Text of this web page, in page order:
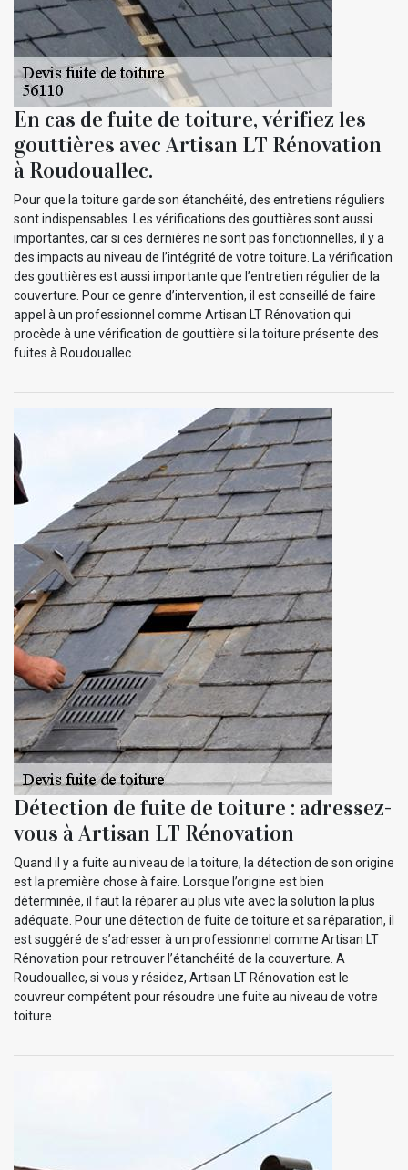
En cas de fuite de toiture, vérifiez les
gouttières avec Artisan LT Rénovation
à Roudouallec.
Pour que la toiture garde son étanchéité, des entretiens réguliers
sont indispensables. Les vérifications des gouttières sont aussi
importantes, car si ces dernières ne sont pas fonctionnelles, il y a
des impacts au niveau de l’intégrité de votre toiture. La vérification
des gouttières est aussi importante que l’entretien régulier de la
couverture. Pour ce genre d’intervention, il est conseillé de faire
appel à un professionnel comme Artisan LT Rénovation qui
procède à une vérification de gouttière si la toiture présente des
fuites à Roudouallec.
Détection de fuite de toiture : adressez-
vous à Artisan LT Rénovation
Quand il y a fuite au niveau de la toiture, la détection de son origine
est la première chose à faire. Lorsque l’origine est bien
déterminée, il faut la réparer au plus vite avec la solution la plus
adéquate. Pour une détection de fuite de toiture et sa réparation, il
est suggéré de s’adresser à un professionnel comme Artisan LT
Rénovation pour retrouver l’étanchéité de la couverture. A
Roudouallec, si vous y résidez, Artisan LT Rénovation est le
couvreur compétent pour résoudre une fuite au niveau de votre
toiture.